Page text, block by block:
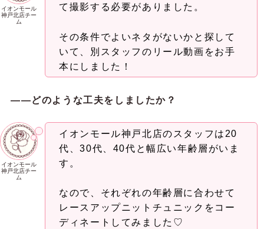
イオンモール
神戸北店チー
ム
て撮影する必要がありました。
その条件でよいネタがないかと探して
いて、別スタッフのリール動画をお手
本にしました！
――どのような工夫をしましたか？
イオンモール
神戸北店チー
ム
イオンモール神戸北店のスタッフは20
代、30代、40代と幅広い年齢層がいま
す。
なので、それぞれの年齢層に合わせて
レースアップニットチュニックをコー
ディネートしてみました♡